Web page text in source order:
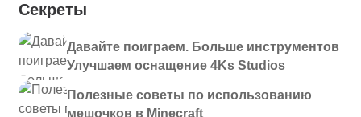
Секреты
Давайте поиграем. Больше инструментов
Улучшаем оснащение 4Ks Studios
Полезные советы по использованию
мешочков в Minecraft